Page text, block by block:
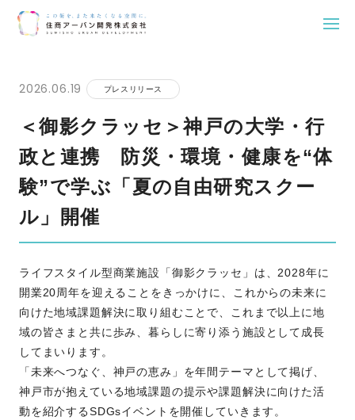
content2026.06.19 プレスリリース
＜御影クラッセ＞神戸の大学・行
政と連携 防災・環境・健康を“体
験”で学ぶ「夏の自由研究スクー
ル」開催
ライフスタイル型商業施設「御影クラッセ」は、2028年に
開業20周年を迎えることをきっかけに、これからの未来に
向けた地域課題解決に取り組むことで、これまで以上に地
域の皆さまと共に歩み、暮らしに寄り添う施設として成長
してまいります。
「未来へつなぐ、神戸の恵み」を年間テーマとして掲げ、
神戸市が抱えている地域課題の提示や課題解決に向けた活
動を紹介するSDGsイベントを開催していきます。